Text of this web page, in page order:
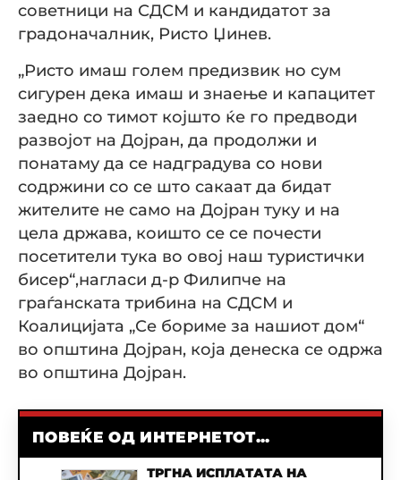
советници на СДСМ и кандидатот за
градоначалник, Ристо Џинев.
„Ристо имаш голем предизвик но сум
сигурен дека имаш и знаење и капацитет
заедно со тимот којшто ќе го предводи
развојот на Дојран, да продолжи и
понатаму да се надградува со нови
содржини со се што сакаат да бидат
жителите не само на Дојран туку и на
цела држава, коишто се се почести
посетители тука во овој наш туристички
бисер“,нагласи д-р Филипче на
граѓанската трибина на СДСМ и
Коалицијата „Се бориме за нашиот дом“
во општина Дојран, која денеска се одржа
во општина Дојран.
ПОВЕЌЕ ОД ИНТЕРНЕТОТ...
ТРГНА ИСПЛАТАТА НА